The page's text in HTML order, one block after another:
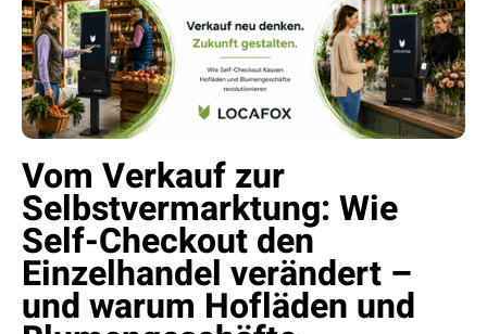
Vom Verkauf zur
Selbstvermarktung: Wie
Self-Checkout den
Einzelhandel verändert –
und warum Hofläden und